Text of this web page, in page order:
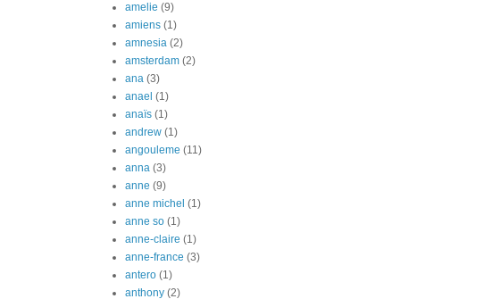
amelie (9)
amiens (1)
amnesia (2)
amsterdam (2)
ana (3)
anael (1)
anaïs (1)
andrew (1)
angouleme (11)
anna (3)
anne (9)
anne michel (1)
anne so (1)
anne-claire (1)
anne-france (3)
antero (1)
anthony (2)